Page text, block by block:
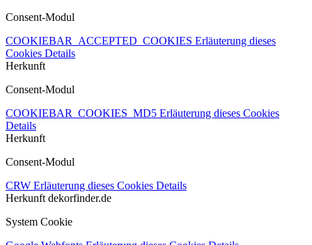
Consent-Modul
COOKIEBAR_ACCEPTED_COOKIES Erläuterung dieses
Cookies Details
Herkunft
Consent-Modul
COOKIEBAR_COOKIES_MD5 Erläuterung dieses Cookies
Details
Herkunft
Consent-Modul
CRW Erläuterung dieses Cookies Details
Herkunft dekorfinder.de
System Cookie